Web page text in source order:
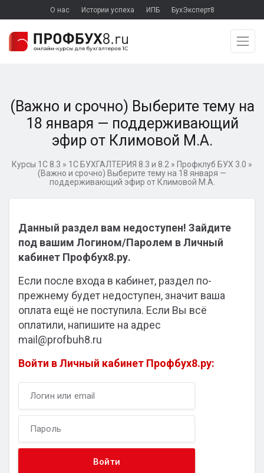
О нас Истории успеха ИПБ БухЭксперт8
(Важно и срочно) Выберите тему на
18 января — поддерживающий
эфир от Климовой М.А.
Курсы 1С 8.3 » 1С БУХГАЛТЕРИЯ 8.3 и 8.2 » Профклуб БУХ 3.0 »
(Важно и срочно) Выберите тему на 18 января —
поддерживающий эфир от Климовой М.А.
Данный раздел вам недоступен! Зайдите
под вашим Логином/Паролем в Личный
кабинет Профбух8.ру.
Если после входа в кабинет, раздел по-
прежнему будет недоступен, значит ваша
оплата ещё не поступила. Если Вы всё
оплатили, напишите на адрес
mail@profbuh8.ru
Войти в Личный кабинет Профбух8.ру: